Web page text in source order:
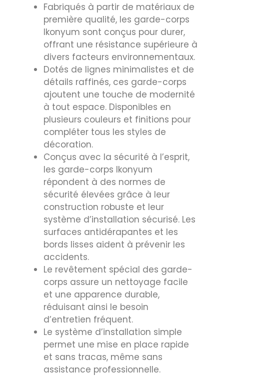
Fabriqués à partir de matériaux de
première qualité, les garde-corps
Ikonyum sont conçus pour durer,
offrant une résistance supérieure à
divers facteurs environnementaux.
Dotés de lignes minimalistes et de
détails raffinés, ces garde-corps
ajoutent une touche de modernité
à tout espace. Disponibles en
plusieurs couleurs et finitions pour
compléter tous les styles de
décoration.
Conçus avec la sécurité à l’esprit,
les garde-corps Ikonyum
répondent à des normes de
sécurité élevées grâce à leur
construction robuste et leur
système d’installation sécurisé. Les
surfaces antidérapantes et les
bords lisses aident à prévenir les
accidents.
Le revêtement spécial des garde-
corps assure un nettoyage facile
et une apparence durable,
réduisant ainsi le besoin
d’entretien fréquent.
Le système d’installation simple
permet une mise en place rapide
et sans tracas, même sans
assistance professionnelle.